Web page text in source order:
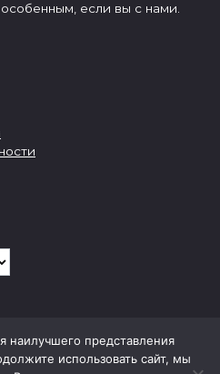
если вы с нами.
наилучшего представления
использовать сайт, мы